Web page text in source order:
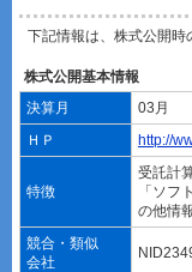
下記情報は、株式公開時
株式公開基本情報
決算月
03月
ＨＰ
http://
特徴
受託計
「ソ
の他情
競合・類似
会社